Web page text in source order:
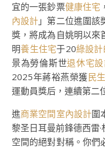
宜的一張鈔票健康住宅
內設計 」第二位進圍
獎，將成為自姚明以來
明養生住宅于20綠設計
景為勞倫斯世退休宅
2025年蔣裕燕榮獲民
運動員獎后，連續第二
進商業空間室內設計圍
黎圣日耳曼前鋒德西雷
空間的絕對對稱。你們